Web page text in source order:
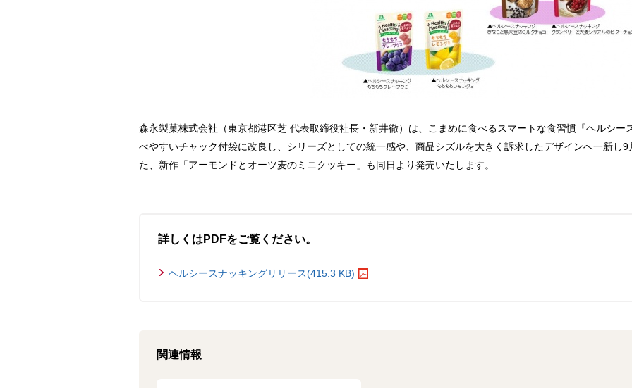
森永製菓株式会社（東京都港区芝 代表取締役社長・新井徹）は、こまめに食べるスマートな食習慣『ヘルシー
べやすいチャック付袋に改良し、シリーズとしての統一感や、商品シズルを大きく訴求したデザインへ一新し
た、新作「アーモンドとオーツ麦のミニクッキー」も同日より発売いたします。
詳しくはPDFをご覧ください。
ヘルシースナッキングリリース(415.3 KB)
関連情報